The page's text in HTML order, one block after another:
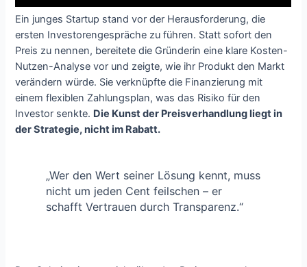
Ein junges Startup stand vor der Herausforderung, die
ersten Investorengespräche zu führen. Statt sofort den
Preis zu nennen, bereitete die Gründerin eine klare Kosten-
Nutzen-Analyse vor und zeigte, wie ihr Produkt den Markt
verändern würde. Sie verknüpfte die Finanzierung mit
einem flexiblen Zahlungsplan, was das Risiko für den
Investor senkte. Die Kunst der Preisverhandlung liegt in
der Strategie, nicht im Rabatt.
„Wer den Wert seiner Lösung kennt, muss
nicht um jeden Cent feilschen – er
schafft Vertrauen durch Transparenz.“